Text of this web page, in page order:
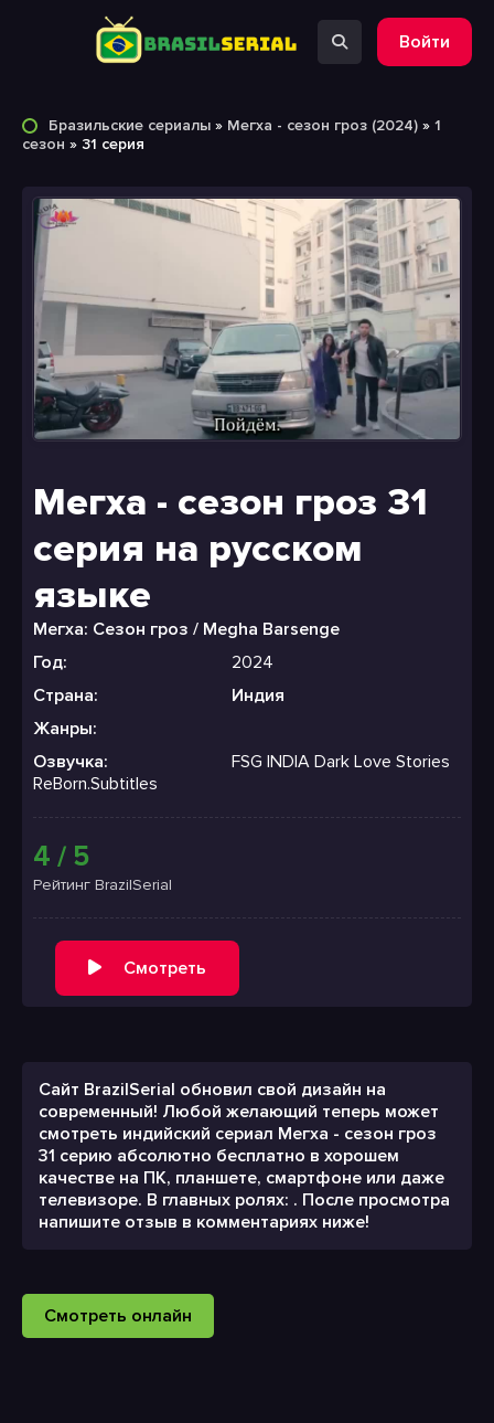
Войти
Бразильские сериалы » Мегха - сезон гроз (2024) » 1
сезон » 31 серия
Мегха - сезон гроз 31
серия на русском
языке
Мегха: Сезон гроз / Megha Barsenge
Год:
2024
Страна:
Индия
Жанры:
Озвучка:
FSG INDIA Dark Love Stories
ReBorn.Subtitles
4 / 5
Рейтинг BrazilSerial
Смотреть
Сайт BrazilSerial обновил свой дизайн на
современный! Любой желающий теперь может
смотреть индийский сериал Мегха - сезон гроз
31 серию абсолютно бесплатно в хорошем
качестве на ПК, планшете, смартфоне или даже
телевизоре. В главных ролях: . После просмотра
напишите отзыв в комментариях ниже!
Смотреть онлайн